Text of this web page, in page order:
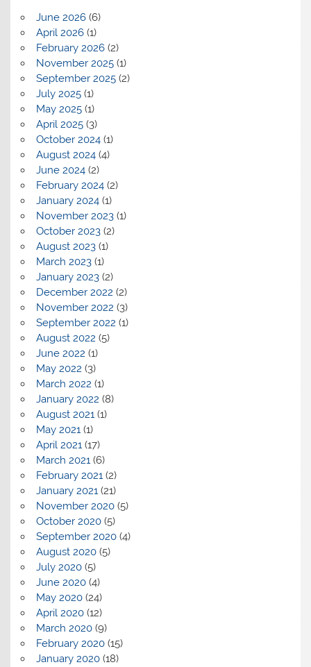
June 2026(6)
April 2026(1)
February 2026(2)
November 2025(1)
September 2025(2)
July 2025(1)
May 2025(1)
April 2025(3)
October 2024(1)
August 2024(4)
June 2024(2)
February 2024(2)
January 2024(1)
November 2023(1)
October 2023(2)
August 2023(1)
March 2023(1)
January 2023(2)
December 2022 (2)
November 2022 (3)
September 2022 (1)
August 2022 (5)
June 2022 (1)
May 2022 (3)
March 2022 (1)
January 2022 (8)
August 2021(1)
May 2021(1)
April 2021(17)
March 2021(6)
February 2021(2)
January 2021(21)
November 2020(5)
October 2020(5)
September 2020(4)
August 2020(5)
July 2020(5)
June 2020(4)
May 2020(24)
April 2020(12)
March 2020(9)
February 2020(15)
January 2020(18)